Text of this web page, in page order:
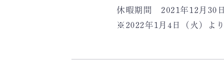
休暇期間 2021年12月30
※2022年1月4日（火）よ